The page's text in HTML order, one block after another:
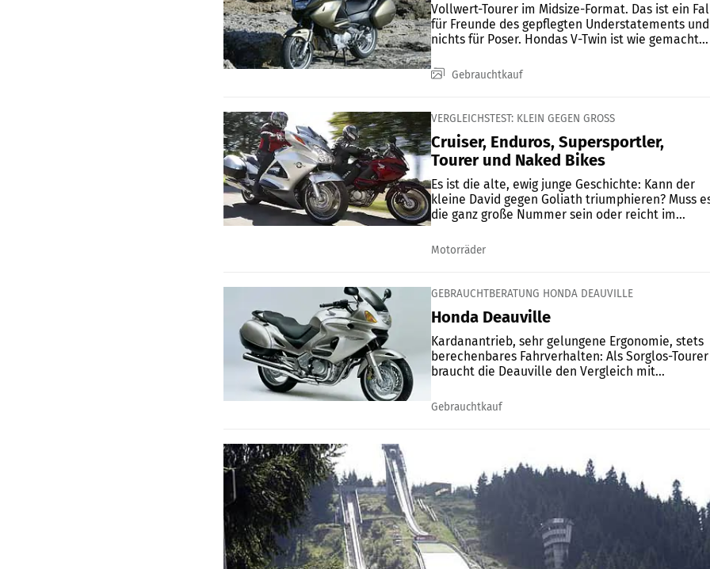
Vollwert-Tourer im Midsize-Format. Das ist ein
für Freunde des gepflegten Understatements und
nichts für Poser. Hondas V-Twin ist wie gemacht...
Gebrauchtkauf
VERGLEICHSTEST: KLEIN GEGEN GROSS
Cruiser, Enduros, Supersportler,
Tourer und Naked Bikes
Es ist die alte, ewig junge Geschichte: Kann der
kleine David gegen Goliath triumphieren? Muss
die ganz große Nummer sein oder reicht im...
Motorräder
GEBRAUCHTBERATUNG HONDA DEAUVILLE
Honda Deauville
Kardanantrieb, sehr gelungene Ergonomie, stets
berechenbares Fahrverhalten: Als Sorglos-Tourer
braucht die Deauville den Vergleich mit...
Gebrauchtkauf